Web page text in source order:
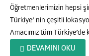
Öğretmenlerimizin hepsi
Türkiye’ nin çeşitli
Amacımız tüm
DEVAMINI OKU
Özel Ders